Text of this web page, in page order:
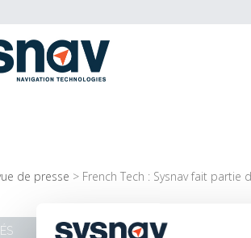
de presse > French Tech : Sysnav fait partie
FRENCH TECH :